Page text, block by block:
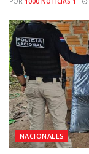
NACIONALES